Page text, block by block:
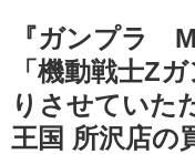
『ガンプラ
「機動戦士Z
りさせていた
王国 所沢店の